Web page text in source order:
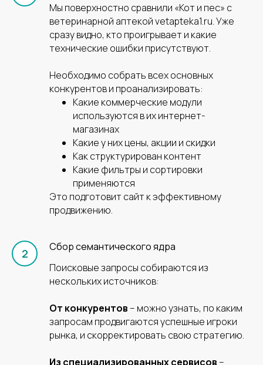
Мы поверхностно сравнили «Кот и пес» с
ветеринарной аптекой vetapteka1.ru. Уже
сразу видно, кто проигрывает и какие
технические ошибки присутствуют.
Необходимо собрать всех основных
конкурентов и проанализировать:
Какие коммерческие модули
используются в их интернет-
магазинах
Какие у них цены, акции и скидки
Как структурирован контент
Какие фильтры и сортировки
применяются
Это подготовит сайт к эффективному
продвижению.
Сбор семантического ядра
Поисковые запросы собираются из
нескольких источников:
От конкурентов – можно узнать, по каким
запросам продвигаются успешные игроки
рынка, и скорректировать свою стратегию.
Из специализированных сервисов –
Расскажите нам о своих задачах,
Свяжитесь с нами и
мы ответим на ваши
На связи с 10:00 до 20:00 по
МСК, без выходных
Москве
Работаем по всей России
+7 (495) 152-02-25
Телеграм
sales@vetbranding.ru